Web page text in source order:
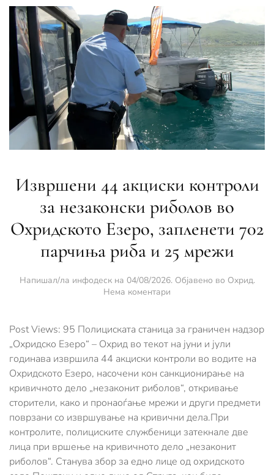
Извршени 44 акциски контроли
за незаконски риболов во
Охридското Езеро, запленети 702
парчиња риба и 25 мрежи
Напишал/ла инфодескна 04/08/2026. Објавено во Охрид.
Нема коментари
акциски
контроли
за
незаконски
риболов
во
Охридското
Езеро,
запленети
702
парчиња
риба
и
Post Views: 95 Полициската станица за граничен надзор
„Охридско Езеро“ – Охрид во текот на јуни и јули
годинава извршила 44 акциски контроли во водите на
Охридското Езеро, насочени кон санкционирање на
кривичното дело „незаконит риболов“, откривање
сторители, како и пронаоѓање мрежи и други предмети
поврзани со извршување на кривични дела.При
контролите, полициските службеници затекнале две
лица при вршење на кривичното дело „незаконит
риболов“. Станува збор за едно лице од охридското